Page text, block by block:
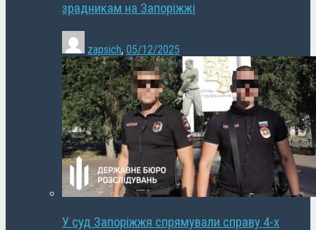
зрадникам на Запоріжжі
zapsich, 05/12/2025
У суд Запоріжжя спрямували справу 4-х